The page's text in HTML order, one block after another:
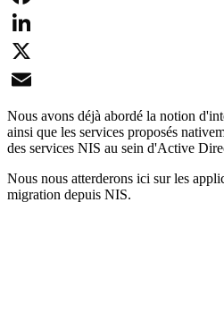
Facebook
LinkedIn
X
Email
Nous avons déjà abordé la notion
ainsi que les services proposés
des services NIS au sein d'Active
Nous nous atterderons ici sur les
migration depuis NIS.